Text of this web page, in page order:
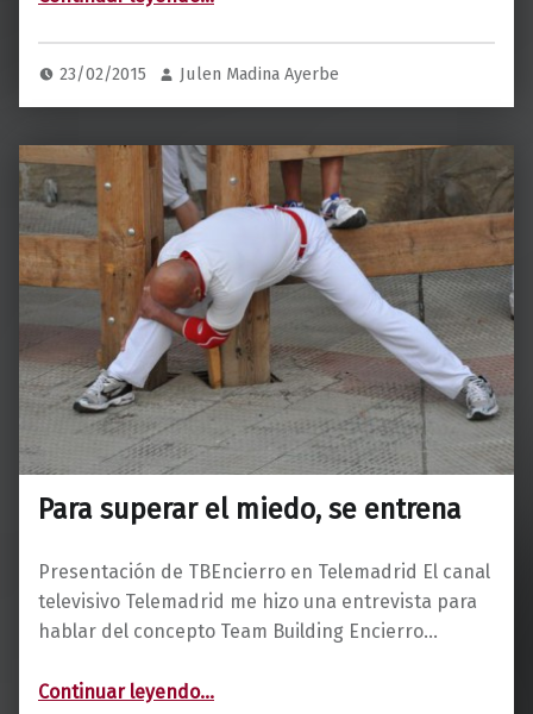
23/02/2015 Julen Madina Ayerbe
Para superar el miedo, se entrena
Presentación de TBEncierro en Telemadrid El canal
televisivo Telemadrid me hizo una entrevista para
hablar del concepto Team Building Encierro…
Continuar leyendo“Para superar el miedo, se entrena”
…